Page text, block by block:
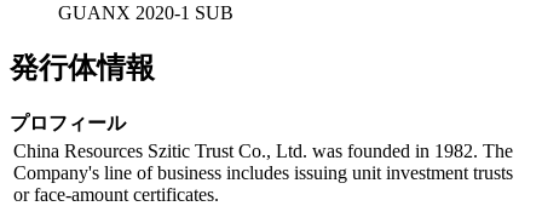
GUANX 2020-1 SUB
発行体情報
プロフィール
China Resources Szitic Trust Co., Ltd. was founded in 1982. The
Company's line of business includes issuing unit investment trusts
or face-amount certificates.